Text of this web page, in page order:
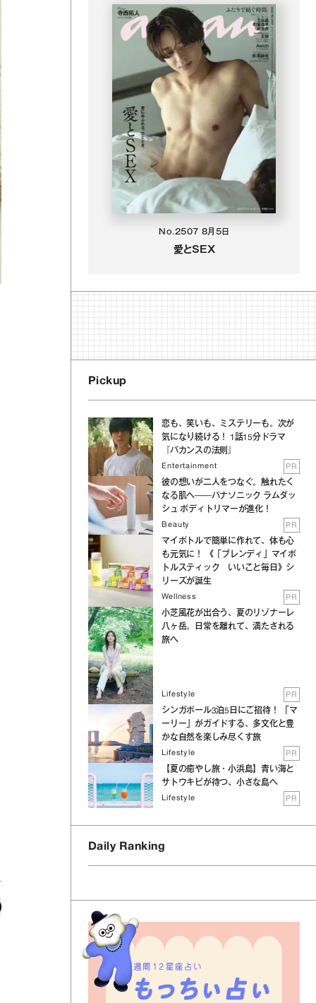
No.2507 8月5日
愛とSEX
Pickup
恋も、笑いも、ミステリーも。次が
気になり続ける！ 1話15分ドラマ
『バカンスの法則』
Entertainment PR
彼の想いが二人をつなぐ。触れたく
なる肌へ──パナソニック ラムダッ
シュ ボディトリマーが進化！
Beauty PR
マイボトルで簡単に作れて、体も心
も元気に！ 《「ブレンディ」マイボ
トルスティック いいこと毎日》シ
リーズが誕生
Wellness PR
小芝風花が出合う、夏のリゾナーレ
八ヶ岳。日常を離れて、満たされる
旅へ
Lifestyle PR
シンガポール3泊5日にご招待！ 「マ
ーリー」がガイドする、多文化と豊
かな自然を楽しみ尽くす旅
Lifestyle PR
【夏の癒やし旅・小浜島】青い海と
サトウキビが待つ、小さな島へ
Lifestyle PR
Daily Ranking
週間12星座占い